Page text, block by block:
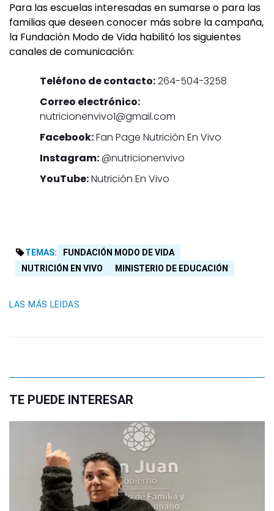
Para las escuelas interesadas en sumarse o para las
familias que deseen conocer más sobre la campaña,
la Fundación Modo de Vida habilitó los siguientes
canales de comunicación:
Teléfono de contacto:264-504-3258
Correo electrónico:
nutricionenvivo1@gmail.com
Facebook:Fan Page Nutrición En Vivo
Instagram:@nutricionenvivo
YouTube:Nutrición En Vivo
TEMAS:
FUNDACIÓN MODO DE VIDA
NUTRICIÓN EN VIVO
MINISTERIO DE EDUCACIÓN
LAS MÁS LEIDAS
TE PUEDE INTERESAR